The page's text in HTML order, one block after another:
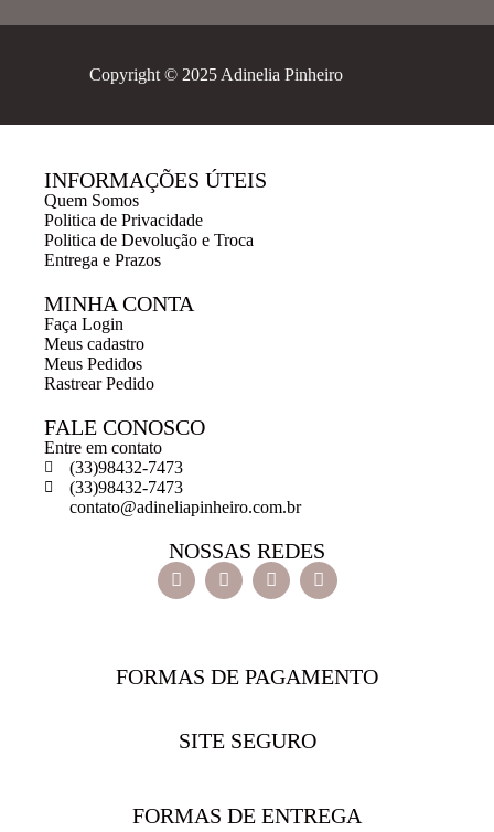
Copyright © 2025 Adinelia Pinheiro
INFORMAÇÕES ÚTEIS
Quem Somos
Politica de Privacidade
Politica de Devolução e Troca
Entrega e Prazos
MINHA CONTA
Faça Login
Meus cadastro
Meus Pedidos
Rastrear Pedido
FALE CONOSCO
Entre em contato
(33)98432-7473
(33)98432-7473
contato@adineliapinheiro.com.br
NOSSAS REDES
FORMAS DE PAGAMENTO
SITE SEGURO
FORMAS DE ENTREGA